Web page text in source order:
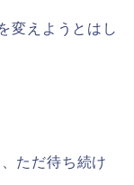
変えようとはし
ただ待ち続け